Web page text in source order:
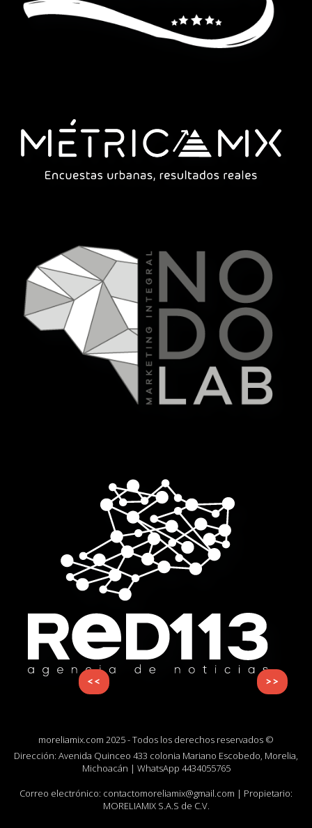
<< >>
moreliamix.com 2025 - Todos los derechos reservados ©
Dirección: Avenida Quinceo 433 colonia Mariano Escobedo, Morelia,
Michoacán | WhatsApp 4434055765
Correo electrónico: contactomoreliamix@gmail.com | Propietario:
MORELIAMIX S.A.S de C.V.